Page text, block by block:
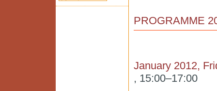
PROGRAMME
January 2012,
, 15:00–17:00